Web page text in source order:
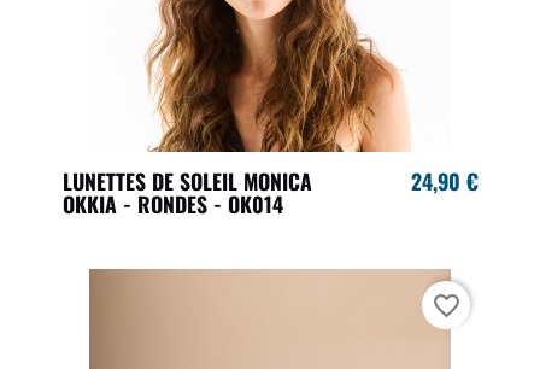
LUNETTES DE SOLEIL MONICA
OKKIA - RONDES - OK014
24,90 €
favorite_border